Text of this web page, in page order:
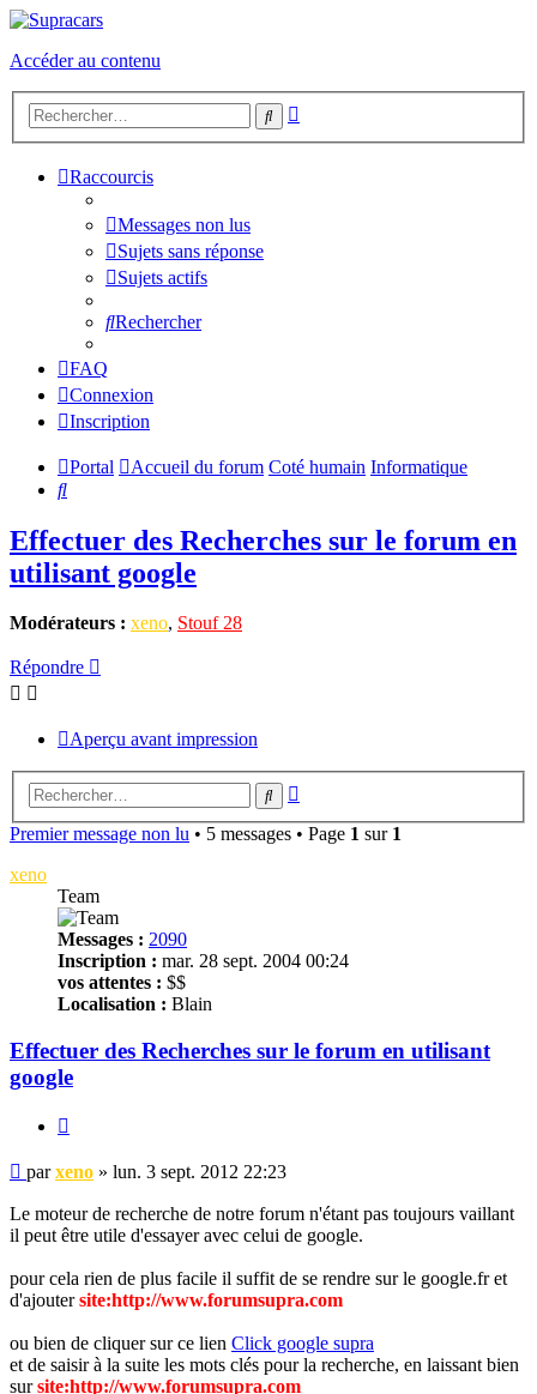
Accéder au contenu
Rechercher
Raccourcis
Messages non lus
Sujets sans réponse
Sujets actifs
Rechercher
FAQ
Connexion
Inscription
Portal Accueil du forum Coté humain Informatique
Rechercher
Effectuer des Recherches sur le forum en
utilisant google
Modérateurs : xeno, Stouf 28
Répondre
Aperçu avant impression
Rechercher
Premier message non lu • 5 messages • Page 1 sur 1
xeno
Team
Messages : 2090
Inscription : mar. 28 sept. 2004 00:24
vos attentes : $$
Localisation : Blain
Effectuer des Recherches sur le forum en utilisant
google
Message
non
lu
parxeno » lun. 3 sept. 2012 22:23
Le moteur de recherche de notre forum n'étant pas toujours vaillant
il peut être utile d'essayer avec celui de google.
pour cela rien de plus facile il suffit de se rendre sur le google.fr et
d'ajoutersite:http://www.forumsupra.com
ou bien de cliquer sur ce lien Click google supra
et de saisir à la suite les mots clés pour la recherche, en laissant bien
sursite:http://www.forumsupra.com